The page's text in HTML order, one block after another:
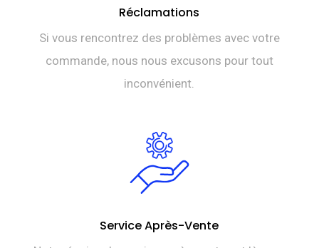
Réclamations
Si vous rencontrez des problèmes avec votre
commande, nous nous excusons pour tout
inconvénient.
Service Après-Vente